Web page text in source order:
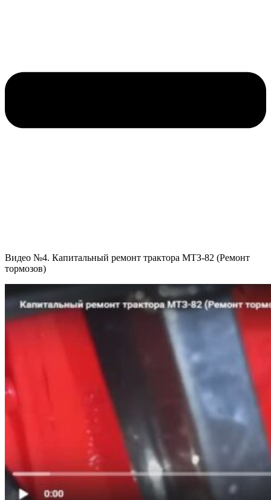
Видео №4. Капитальный ремонт трактора МТЗ-82 (Ремонт
тормозов)